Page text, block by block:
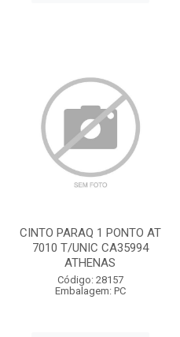
CINTO PARAQ 1 PONTO AT
7010 T/UNIC CA35994
ATHENAS
Código: 28157
Embalagem: PC